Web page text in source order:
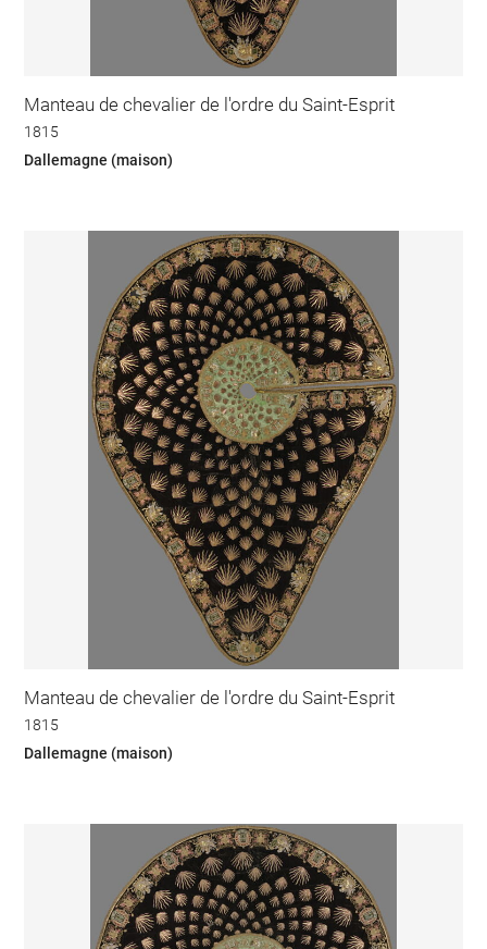
Manteau de chevalier de l'ordre du Saint-Esprit
1815
Dallemagne (maison)
Manteau de chevalier de l'ordre du Saint-Esprit
1815
Dallemagne (maison)